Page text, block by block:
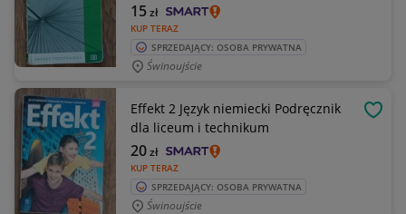
KUP TERAZ
15zł
SPRZEDAJĄCY: OSOBA PRYWATNA
Świnoujście
Effekt 2 Język niemiecki Podręcznik
dla liceum i technikum
KUP TERAZ
20zł
SPRZEDAJĄCY: OSOBA PRYWATNA
Świnoujście